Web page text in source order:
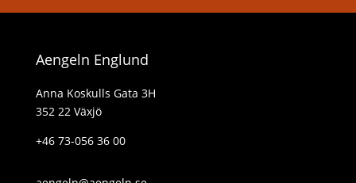
Aengeln Englund
Anna Koskulls Gata 3H
352 22 Växjö
+46 73-056 36 00